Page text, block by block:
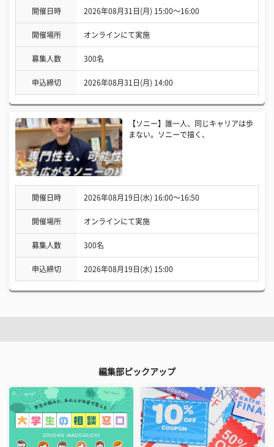
開催日時 2026年08月31日(月) 15:00〜16:00
開催場所 オンラインにて実施
募集人数 300名
申込締切 2026年08月31日(月) 14:00
【ソニー】誰一人、同じキャリアは歩
まない。ソニーで描く、
開催日時 2026年08月19日(水) 16:00〜16:50
開催場所 オンラインにて実施
募集人数 300名
申込締切 2026年08月19日(水) 15:00
編集部ピックアップ